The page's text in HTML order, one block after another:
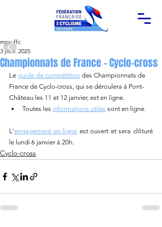
Championnats de France - Cyclo-cross
mpy-ffc
3 janv. 2025
Le guide de compétition des Championnats de
France de Cyclo-cross, qui se déroulera à Pont-
Château les 11 et 12 janvier, est en ligne.
Toutes les informations utiles sont en ligne.
L'engagement en ligne est ouvert et sera clôturé
le lundi 6 janvier à 20h.
Cyclo-cross